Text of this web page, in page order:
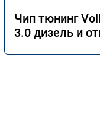
Чип тюнинг
3.0 дизель и